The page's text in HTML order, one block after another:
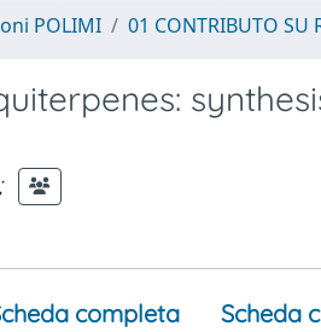
POLIMI 01 CONTRIBUTO SU
completa Scheda